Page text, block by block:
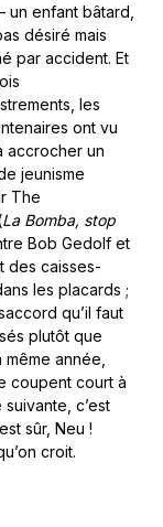
un enfant bâtard,
désiré mais
par accident. Et
les
ont vu
accrocher un
jeunisme
The
La Bomba, stop
Bob Gedolf et
des caisses-
les placards ;
qu’il faut
plutôt que
année,
coupent court à
c’est
sûr, Neu !
croit.